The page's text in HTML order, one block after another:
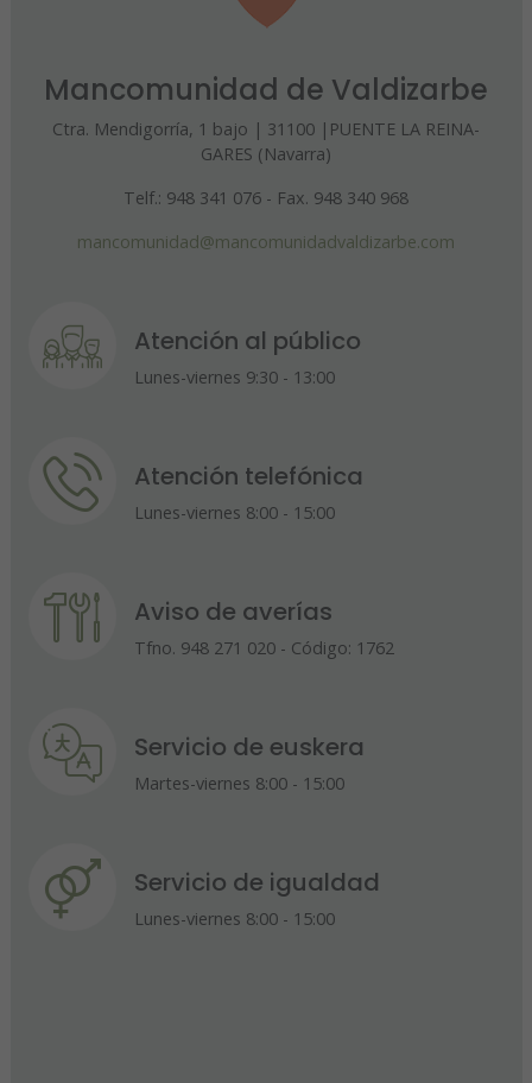
Mancomunidad de Valdizarbe
Ctra. Mendigorría, 1 bajo | 31100 |PUENTE LA REINA-
GARES (Navarra)
Telf.: 948 341 076 - Fax. 948 340 968
mancomunidad@mancomunidadvaldizarbe.com
Atención al público
Lunes-viernes 9:30 - 13:00
Atención telefónica
Lunes-viernes 8:00 - 15:00
Aviso de averías
Tfno. 948 271 020 - Código: 1762
Servicio de euskera
Martes-viernes 8:00 - 15:00
Servicio de igualdad
Lunes-viernes 8:00 - 15:00